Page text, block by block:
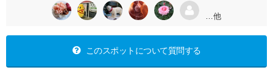
…他
このスポットについて質問する